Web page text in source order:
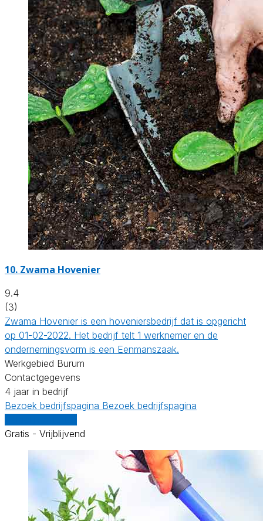
10. Zwama Hovenier
9.4
(3)
Zwama Hovenier is een hoveniersbedrijf dat is opgericht
op 01-02-2022. Het bedrijf telt 1 werknemer en de
ondernemingsvorm is een Eenmanszaak.
Werkgebied Burum
Contactgegevens
4 jaar in bedrijf
Bezoek bedrijfspagina Bezoek bedrijfspagina
Gratis - Vrijblijvend